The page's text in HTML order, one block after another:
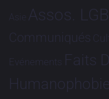
Asie Assos.
Communiqués
Evénements Faits
Humanophobie